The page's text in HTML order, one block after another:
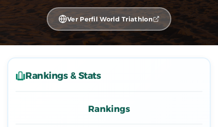
Ver Perfil World Triathlon
Rankings & Stats
Rankings